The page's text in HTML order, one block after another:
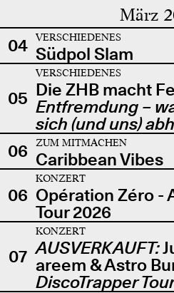
März
04 VERSCHIEDENES
Südpol Slam
05
VERSCHIEDENES
Die ZHB macht
Entfremdung –
sich (und uns)
06
ZUM MITMACHEN
Caribbean Vibes
06
KONZERT
Opération Zéro -
Tour 2026
07
KONZERT
AUSVERKAUFT:
areem & Astro
DiscoTrapper